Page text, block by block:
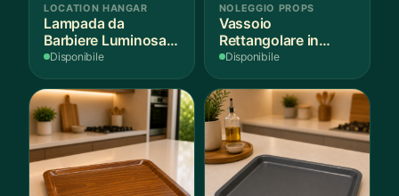
LOCATION HANGAR
Lampada da
Barbiere Luminosa
Rotante
Disponibile
NOLEGGIO PROPS
Vassoio
Rettangolare in
Legno Scuro
Disponibile